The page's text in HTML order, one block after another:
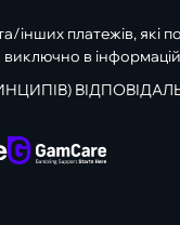
платежів, які
в